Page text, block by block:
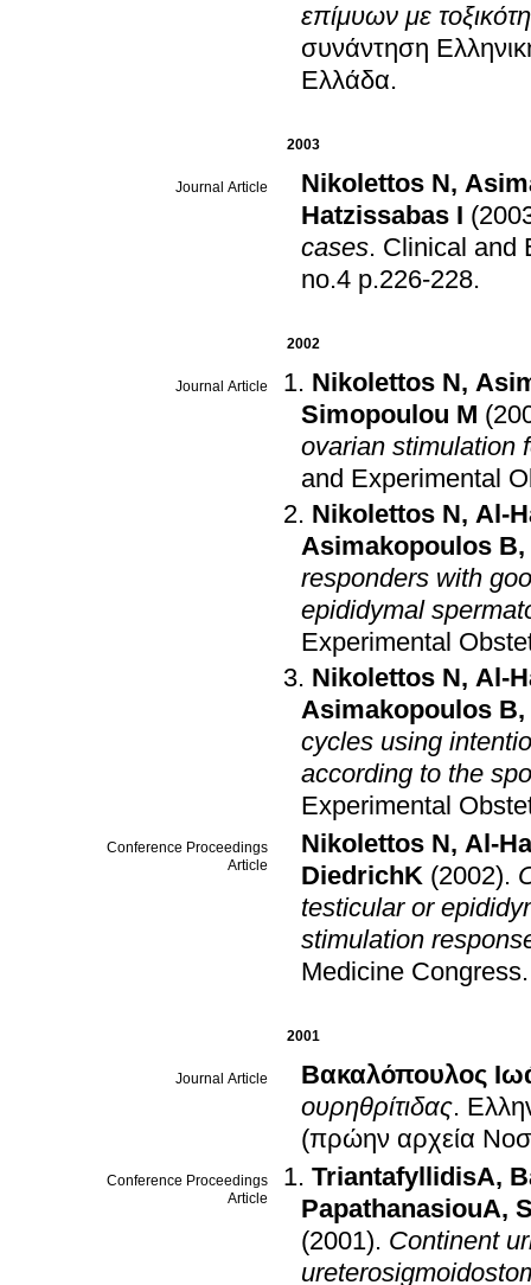
επίμυων με
συνάντηση
Ελλάδα.
2003
Journal Article Nikolettos N,
Hatzissabas I
cases. Clinical and
no.4 p.226-228.
2002
Journal Article Nikolettos N,
Simopoulou M
ovarian stimulation
and Experimental
Nikolettos N, Al-
Asimakopoulos B,
responders with
epididymal
Experimental
Nikolettos N, Al-
Asimakopoulos B,
cycles using
according to the
Experimental
Conference Proceedings
Article
Nikolettos N, Al-
DiedrichK (2002).
testicular or
stimulation
Medicine Congress
2001
Journal Article
Βακαλόπουλος
ουρηθρίτιδας.
(πρώην αρχεία
Conference Proceedings
Article
TriantafyllidisA,
PapathanasiouA,
(2001). Continent